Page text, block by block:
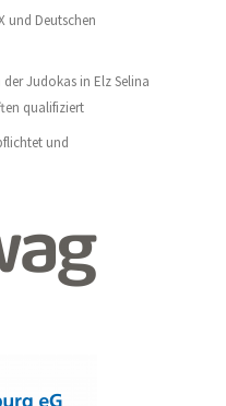
und Deutschen
Judokas in Elz Selina
qualifiziert
und